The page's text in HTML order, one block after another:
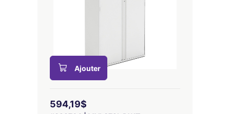
Ajouter
594,19$